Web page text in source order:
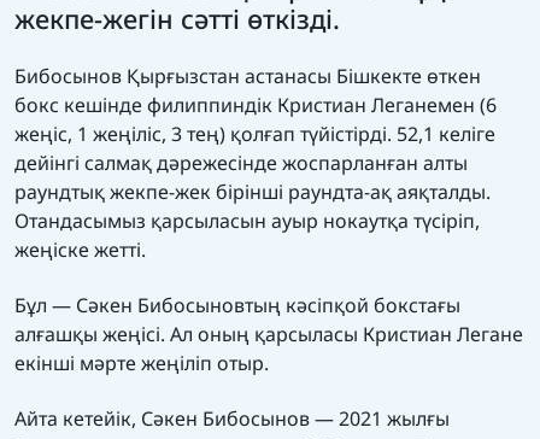
жекпе-жегін сәтті өткізді.
Бибосынов Қырғызстан астанасы Бішкекте өткен
бокс кешінде филиппиндік Кристиан Леганемен (6
жеңіс, 1 жеңіліс, 3 тең) қолғап түйістірді. 52,1 келіге
дейінгі салмақ дәрежесінде жоспарланған алты
раундтық жекпе-жек бірінші раундта-ақ аяқталды.
Отандасымыз қарсыласын ауыр нокаутқа түсіріп,
жеңіске жетті.
Бұл — Сәкен Бибосыновтың кәсіпқой бокстағы
алғашқы жеңісі. Ал оның қарсыласы Кристиан Легане
екінші мәрте жеңіліп отыр.
Айта кетейік, Сәкен Бибосынов — 2021 жылғы